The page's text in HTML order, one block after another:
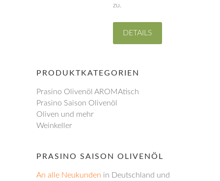
zu.
DETAILS
weist
PRODUKTKATEGORIEN
Prasino Olivenöl AROMAtisch
Prasino Saison Olivenöl
Oliven und mehr
Weinkeller
PRASINO SAISON OLIVENÖL
An alle Neukunden in Deutschland und